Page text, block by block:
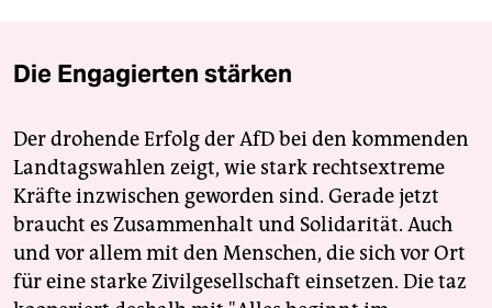
Die Engagierten stärken
Der drohende Erfolg der AfD bei den kommenden
Landtagswahlen zeigt, wie stark rechtsextreme
Kräfte inzwischen geworden sind. Gerade jetzt
braucht es Zusammenhalt und Solidarität. Auch
und vor allem mit den Menschen, die sich vor Ort
für eine starke Zivilgesellschaft einsetzen. Die taz